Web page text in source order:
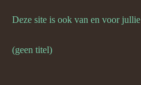
Deze site is ook van en voor jullie
(geen titel)